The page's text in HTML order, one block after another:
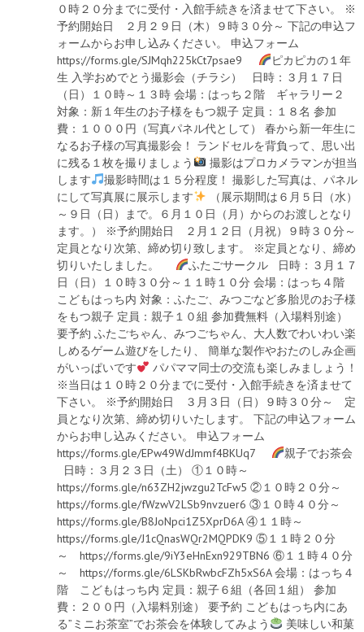
０時２０分までに受付・入館手続きを済ませて下さい。 ※
予約開始日 ２月２９日（木）９時３０分～ 下記の申込フ
ォームからお申し込みください。 申込フォーム
https://forms.gle/SJMqh225kCt7psae9
ピカピカの１年
生 入学おめでとう撮影会（チラシ） 日時：３月１７日
（日）１０時～１３時 会場：はっち２階 ギャラリー２
対象：新１年生のお子様をもつ親子 定員：１８名 参加
費：１０００円（写真パネル代として） 春から新一年生に
なるお子様の写真撮影会！ ランドセルを背負って、思い出
に残る１枚を撮りましょう
撮影はプロカメラマンが担当
します
撮影時間は１５分程度！ 撮影した写真は、パネル
にして写真展に展示します
（展示期間は６月５日（水）
～９日（日）まで。６月１０日（月）からのお渡しとなり
ます。） ※予約開始日 ２月１２日（月祝）９時３０分～
定員となり次第、締め切り致します。 ※定員となり、締め
切りいたしました。
ふたごサークル 日時：３月１７
日（日）１０時３０分～１１時１０分 会場：はっち４階
こどもはっち内 対象：ふたご、みつごなど多胎児のお子様
をもつ親子 定員：親子１０組 参加費無料（入場料別途）
要予約 ふたごちゃん、みつごちゃん、大人数でわいわい楽
しめるゲーム遊びをしたり、 簡単な製作やおたのしみ企画
がいっぱいです
パパママ同士の交流も楽しみましょう！
※当日は１０時２０分までに受付・入館手続きを済ませて
下さい。 ※予約開始日 ３月３日（日）９時３０分～ 定
員となり次第、締め切りいたします。 下記の申込フォーム
からお申し込みください。 申込フォーム
https://forms.gle/EPw49WdJmmf4BKUq7
親子でお茶会
日時：３月２３日（土） ①１０時～
https://forms.gle/n63ZH2jwzgu2TcFw5 ②１０時２０分～
https://forms.gle/fWzwV2LSb9nvzuer6 ③１０時４０分～
https://forms.gle/B8JoNpci1Z5XprD6A ④１１時～
https://forms.gle/J1cQnasWQr2MQPDK9 ⑤１１時２０分
～ https://forms.gle/9iY3eHnExn929TBN6 ⑥１１時４０分
～ https://forms.gle/6LSKbRwbcFZh5xS6A 会場：はっち４
階 こどもはっち内 定員：親子６組（各回１組） 参加
費：２００円（入場料別途） 要予約 こどもはっち内にあ
る”ミニお茶室”でお茶会を体験してみよう
美味しい和菓